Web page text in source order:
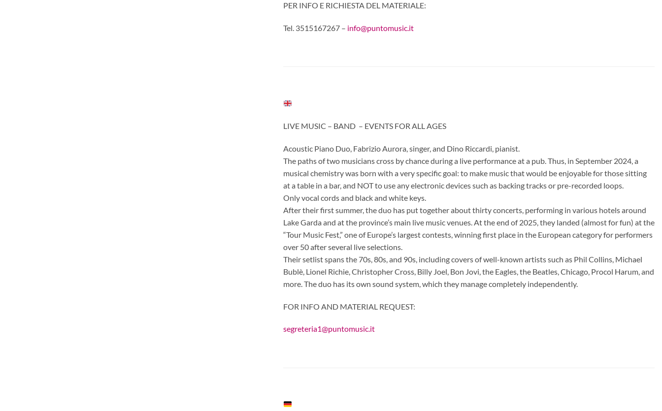
PER INFO E RICHIESTA DEL MATERIALE:
Tel. 3515167267 – info@puntomusic.it
LIVE MUSIC – BAND – EVENTS FOR ALL AGES
Acoustic Piano Duo, Fabrizio Aurora, singer, and Dino Riccardi, pianist.
The paths of two musicians cross by chance during a live performance at a pub. Thus, in September 2024, a
musical chemistry was born with a very specific goal: to make music that would be enjoyable for those sitting
at a table in a bar, and NOT to use any electronic devices such as backing tracks or pre-recorded loops.
Only vocal cords and black and white keys.
After their first summer, the duo has put together about thirty concerts, performing in various hotels around
Lake Garda and at the province’s main live music venues. At the end of 2025, they landed (almost for fun) at the
“Tour Music Fest,” one of Europe’s largest contests, winning first place in the European category for performers
over 50 after several live selections.
Their setlist spans the 70s, 80s, and 90s, including covers of well-known artists such as Phil Collins, Michael
Bublè, Lionel Richie, Christopher Cross, Billy Joel, Bon Jovi, the Eagles, the Beatles, Chicago, Procol Harum, and
more. The duo has its own sound system, which they manage completely independently.
FOR INFO AND MATERIAL REQUEST:
segreteria1@puntomusic.it